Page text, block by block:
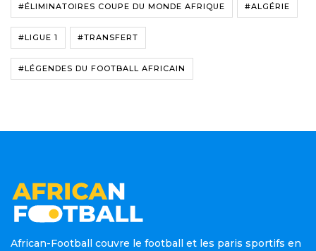
#ÉLIMINATOIRES COUPE DU MONDE AFRIQUE #ALGÉRIE
#LIGUE 1 #TRANSFERT
#LÉGENDES DU FOOTBALL AFRICAIN
African-Football couvre le football et les paris sportifs en